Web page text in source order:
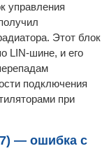
управления
Этот блок
LIN-шине, и его
подключения
при
— ошибка с